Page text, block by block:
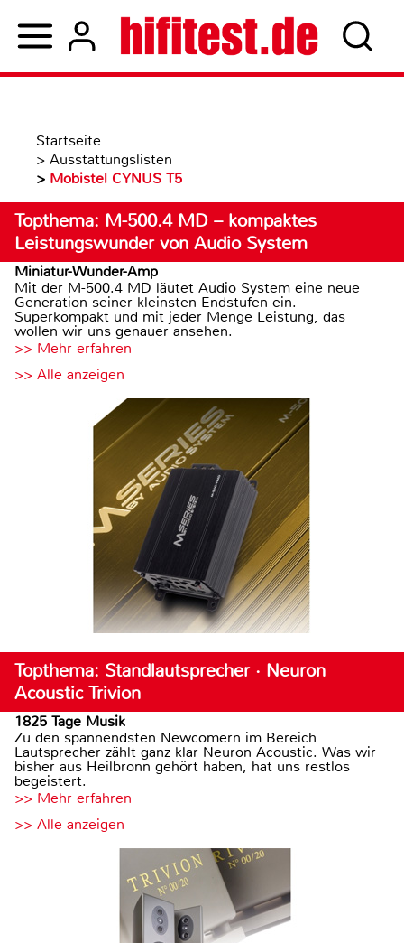
Startseite
> Ausstattungslisten
> Mobistel CYNUS T5
Topthema: M-500.4 MD – kompaktes
Leistungswunder von Audio System
Miniatur-Wunder-Amp
Mit der M-500.4 MD läutet Audio System eine neue
Generation seiner kleinsten Endstufen ein.
Superkompakt und mit jeder Menge Leistung, das
wollen wir uns genauer ansehen.
>> Mehr erfahren
>> Alle anzeigen
Topthema: Standlautsprecher · Neuron
Acoustic Trivion
1825 Tage Musik
Zu den spannendsten Newcomern im Bereich
Lautsprecher zählt ganz klar Neuron Acoustic. Was wir
bisher aus Heilbronn gehört haben, hat uns restlos
begeistert.
>> Mehr erfahren
>> Alle anzeigen